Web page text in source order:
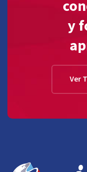
y
Ver